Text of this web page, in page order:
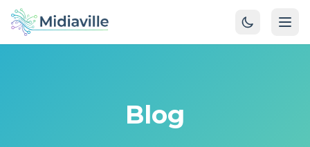
Blog